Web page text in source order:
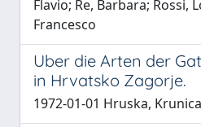
Flavio; Re, Barbara; Rossi,
Francesco
Uber die Arten der
in Hrvatsko Zagorje.
1972-01-01 Hruska, Krunica